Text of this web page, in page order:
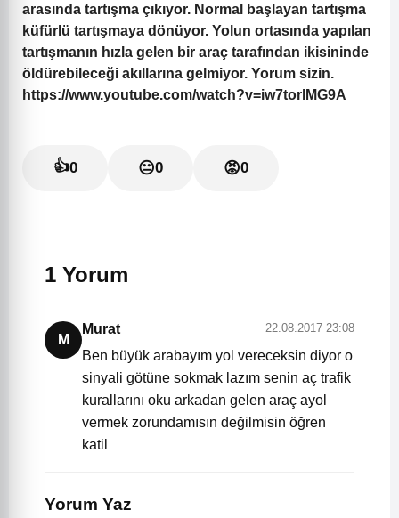
arasında tartışma çıkıyor. Normal başlayan tartışma
küfürlü tartışmaya dönüyor. Yolun ortasında yapılan
tartışmanın hızla gelen bir araç tarafından ikisininde
öldürebileceği akıllarına gelmiyor. Yorum sizin.
https://www.youtube.com/watch?v=iw7torlMG9A
👍0 😐0 😡0
1 Yorum
M
Murat 22.08.2017 23:08
Ben büyük arabayım yol vereceksin diyor o
sinyali götüne sokmak lazım senin aç trafik
kurallarını oku arkadan gelen araç ayol
vermek zorundamısın değilmisin öğren
katil
Yorum Yaz